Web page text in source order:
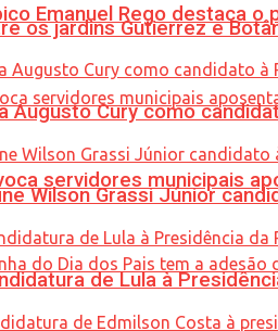
Emanuel Rego destaca
servidores municipais
os jardins Gutierrez e
Augusto Cury como
Wilson Grassi Júnior
de Lula à